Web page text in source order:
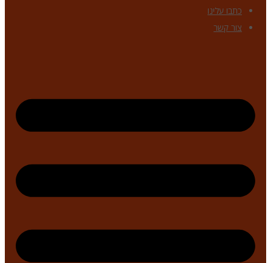
כתבו עלינו
צור קשר